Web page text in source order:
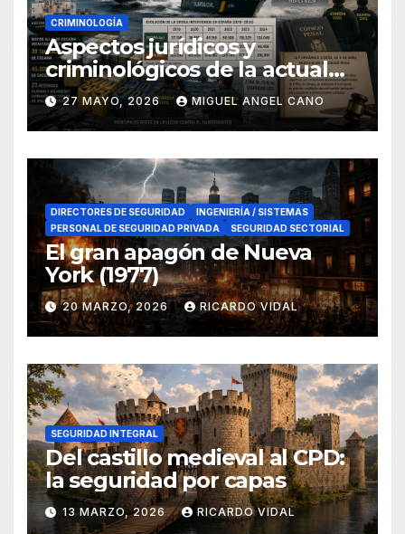
CRIMINOLOGÍA
Aspectos jurídicos y
criminológicos de la actual
lucha contra el narcotráfico
en el sur de España
27 MAYO, 2026 MIGUEL ANGEL CANO
DIRECTORES DE SEGURIDAD
INGENIERÍA / SISTEMAS
PERSONAL DE SEGURIDAD PRIVADA
SEGURIDAD SECTORIAL
El gran apagón de Nueva
York (1977)
20 MARZO, 2026 RICARDO VIDAL
SEGURIDAD INTEGRAL
Del castillo medieval al CPD:
la seguridad por capas
13 MARZO, 2026 RICARDO VIDAL